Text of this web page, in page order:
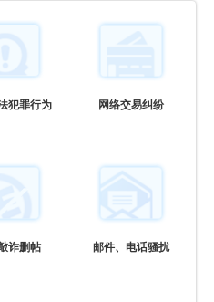
犯罪行为 网络交易纠纷
诈删帖 邮件、电话骚扰